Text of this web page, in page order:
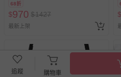
68折
$970 $1427
最新上架
$
追蹤 購物車